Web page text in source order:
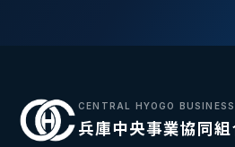
CENTRAL HYOGO
兵庫中央事業協同組